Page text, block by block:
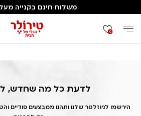
משלוח חינם בקנייה מעל ₪199
0
דף הבית 2025/05/19 1747657429
לדעת כל מה שחדש,
הירשמו לניוזלטר שלנו ותהנו ממבצעים סודיים